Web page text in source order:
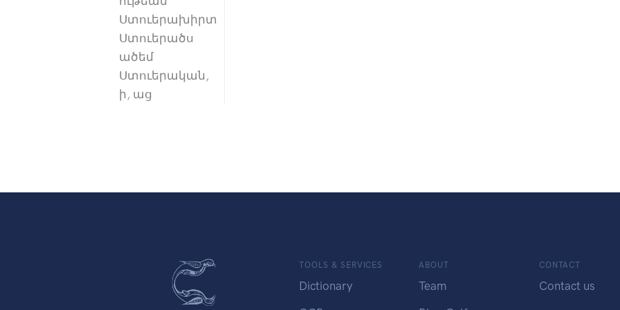
Ստուերախիրտ
Ստուերածս
ածեմ
Ստուերական,
ի, աց
TOOLS & SERVICES
Dictionary
ABOUT
Team
CONTACT
Contact us